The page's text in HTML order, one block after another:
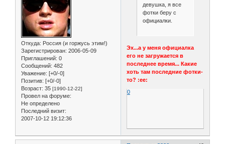
Откуда: Россия (и горжусь этим!)
Зарегистрирован: 2006-05-09
Приглашений: 0
Сообщений: 482
Уважение: [+0/-0]
Позитив: [+0/-0]
Возраст: 35 [1990-12-22]
Провел на форуме:
Не определено
Последний визит:
2007-10-12 19:12:36
девушка, я все
фотки беру с
официалки.
Эх...а у меня официалка
его не загружается в
последнее время... Какие
хоть там последние фотки-
то? :ee:
0